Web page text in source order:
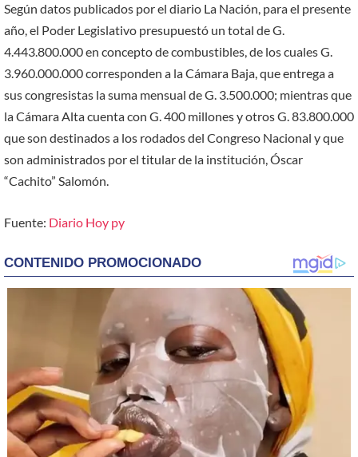
Según datos publicados por el diario La Nación, para el presente
año, el Poder Legislativo presupuestó un total de G.
4.443.800.000 en concepto de combustibles, de los cuales G.
3.960.000.000 corresponden a la Cámara Baja, que entrega a
sus congresistas la suma mensual de G. 3.500.000; mientras que
la Cámara Alta cuenta con G. 400 millones y otros G. 83.800.000
que son destinados a los rodados del Congreso Nacional y que
son administrados por el titular de la institución, Óscar
“Cachito” Salomón.
Fuente: Diario Hoy py